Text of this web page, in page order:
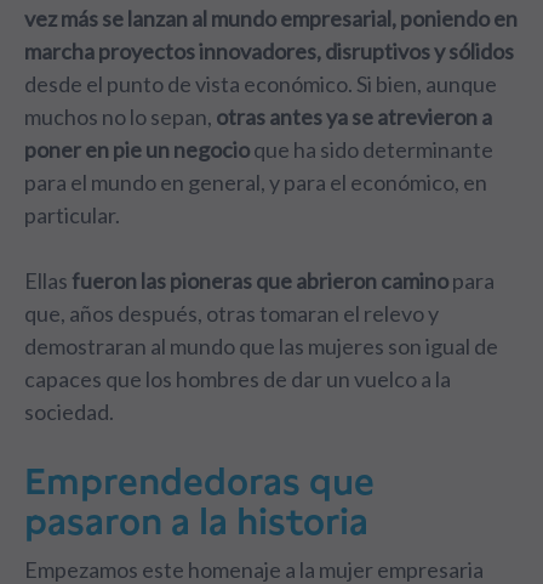
vez más se lanzan al mundo empresarial, poniendo en
marcha proyectos innovadores, disruptivos y sólidos
desde el punto de vista económico. Si bien, aunque
muchos no lo sepan, otras antes ya se atrevieron a
poner en pie un negocioque ha sido determinante
para el mundo en general, y para el económico, en
particular.
Ellas fueron las pioneras que abrieron caminopara
que, años después, otras tomaran el relevo y
demostraran al mundo que las mujeres son igual de
capaces que los hombres de dar un vuelco a la
sociedad.
Emprendedoras que
pasaron a la historia
Empezamos este homenaje a la mujer empresaria